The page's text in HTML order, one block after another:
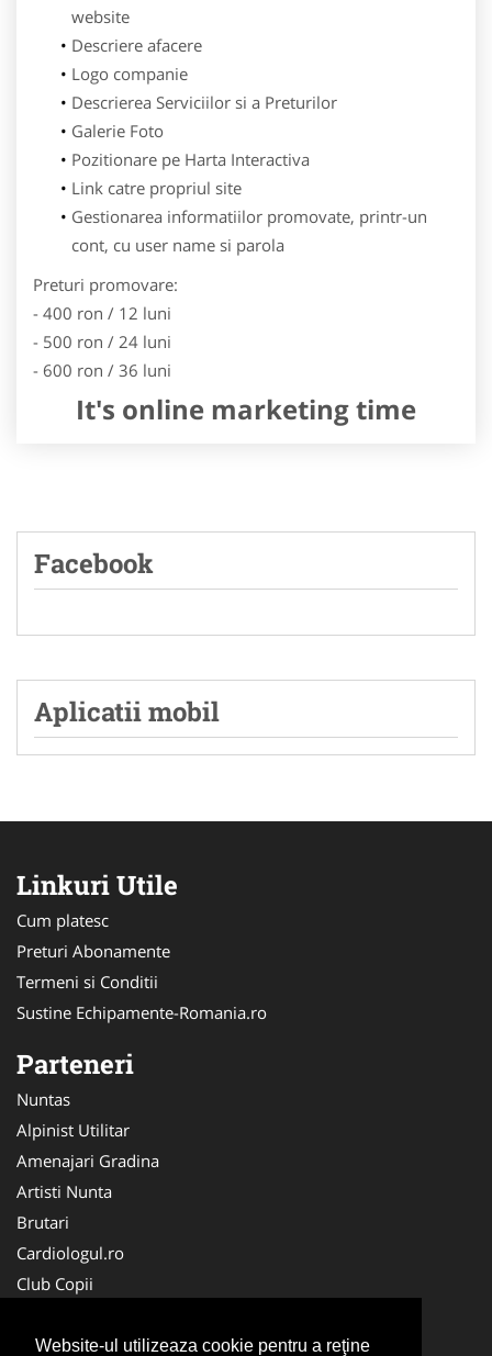
Website-ul utilizeaza cookie pentru a reţine
website
Descriere afacere
Logo companie
Descrierea Serviciilor si a Preturilor
Galerie Foto
Pozitionare pe Harta Interactiva
Link catre propriul site
Gestionarea informatiilor promovate, printr-un
cont, cu user name si parola
Preturi promovare:
- 400 ron / 12 luni
- 500 ron / 24 luni
- 600 ron / 36 luni
It's online marketing time
Facebook
Aplicatii mobil
Linkuri Utile
Cum platesc
Preturi Abonamente
Termeni si Conditii
Sustine Echipamente-Romania.ro
Parteneri
Nuntas
Alpinist Utilitar
Amenajari Gradina
Artisti Nunta
Brutari
Cardiologul.ro
Club Copii
Ambalaje Romania